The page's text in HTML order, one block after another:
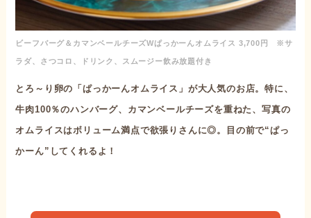
ビーフバーグ＆カマンベールチーズWぱっかーんオムライス 3,700円 ※サ
ラダ、さつコロ、ドリンク、スムージー飲み放題付き
とろ～り卵の「ぱっかーんオムライス」が大人気のお店。特に、
牛肉100％のハンバーグ、カマンベールチーズを重ねた、写真の
オムライスはボリューム満点で欲張りさんに◎。目の前で“ぱっ
かーん”してくれるよ！